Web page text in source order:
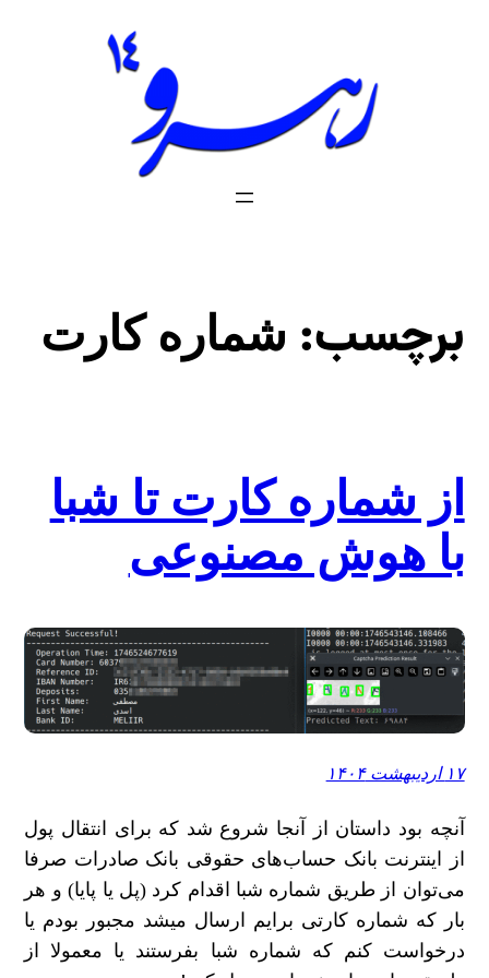
برچسب: شماره کارت
از شماره کارت تا شبا
با هوش مصنوعی
۱۷ اردیبهشت ۱۴۰۴
آنچه بود داستان از آنجا شروع شد که برای انتقال پول
از اینترنت بانک حساب‌های حقوقی بانک صادرات صرفا
می‌توان از طریق شماره شبا اقدام کرد (پل یا پایا) و هر
بار که شماره کارتی برایم ارسال میشد مجبور بودم یا
درخواست کنم که شماره شبا بفرستند یا معمولا از